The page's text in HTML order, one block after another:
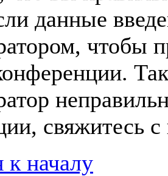
данные
чтобы
свяжитесь
к началу